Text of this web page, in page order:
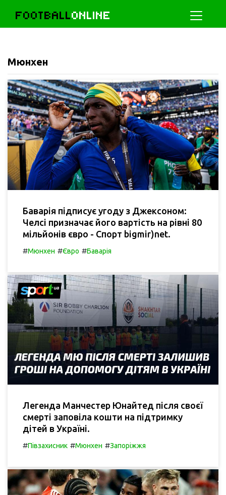
FOOTBALLONLINE
Мюнхен
Баварія підписує угоду з Джексоном:
Челсі призначає його вартість на рівні 80
мільйонів євро - Спорт bigmir)net.
#Мюнхен #Євро #Баварія
Легенда Манчестер Юнайтед після своєї
смерті заповіла кошти на підтримку
дітей в Україні.
#Півзахисник #Мюнхен #Запоріжжя